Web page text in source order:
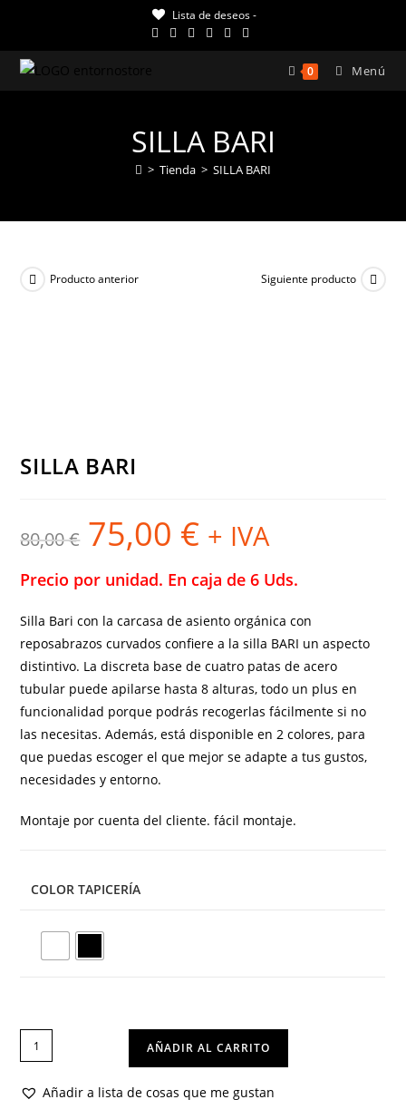
contenido
Lista de deseos -
0 Menú
SILLA BARI
> Tienda > SILLA BARI
Producto anterior Siguiente producto
SILLA BARI
80,00€
El
precio
original
80,00 €.
75,00 €El
precio
actual
75,00 €.
+ IVA
Precio por unidad. En caja de 6 Uds.
Silla Bari con la carcasa de asiento orgánica con
reposabrazos curvados confiere a la silla BARI un aspecto
distintivo. La discreta base de cuatro patas de acero
tubular puede apilarse hasta 8 alturas, todo un plus en
funcionalidad porque podrás recogerlas fácilmente si no
las necesitas. Además, está disponible en 2 colores, para
que puedas escoger el que mejor se adapte a tus gustos,
necesidades y entorno.
Montaje por cuenta del cliente. fácil montaje.
COLOR TAPICERÍA
SILLA
BARI
cantidad
AÑADIR AL CARRITO
Añadir a lista de cosas que me gustan